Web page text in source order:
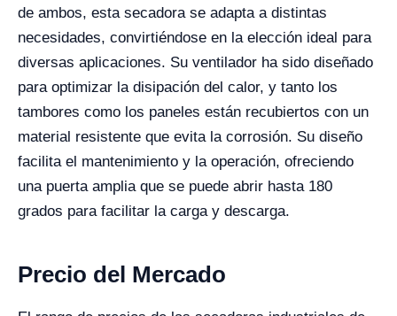
de ambos, esta secadora se adapta a distintas
necesidades, convirtiéndose en la elección ideal para
diversas aplicaciones. Su ventilador ha sido diseñado
para optimizar la disipación del calor, y tanto los
tambores como los paneles están recubiertos con un
material resistente que evita la corrosión. Su diseño
facilita el mantenimiento y la operación, ofreciendo
una puerta amplia que se puede abrir hasta 180
grados para facilitar la carga y descarga.
Precio del Mercado